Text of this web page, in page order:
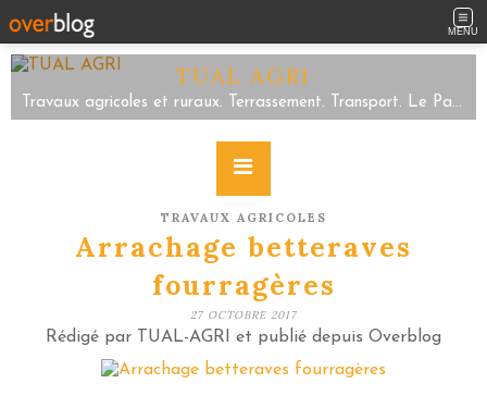
MENU
TUAL AGRI
Travaux agricoles et ruraux. Terrassement. Transport. Le Parc/Sartilly Baie Bocage/Servon. Tel 02.33.48.59.63
TRAVAUX AGRICOLES
Arrachage betteraves
fourragères
27 OCTOBRE 2017
Rédigé par TUAL-AGRI et publié depuis Overblog